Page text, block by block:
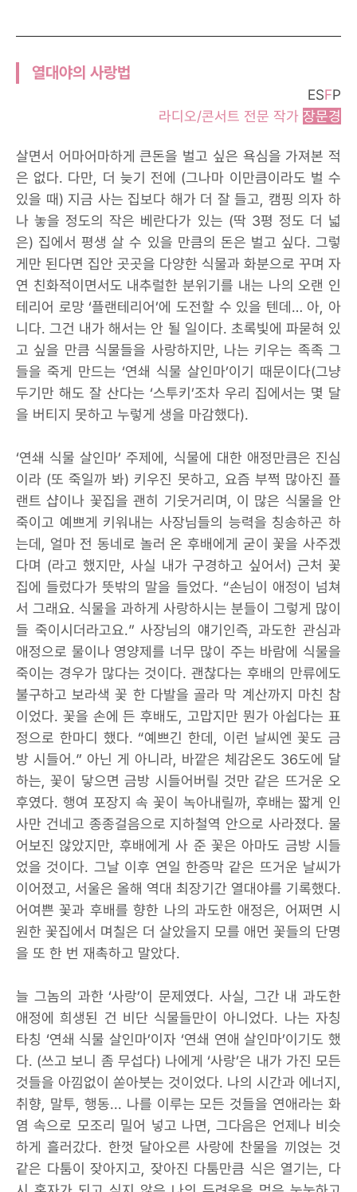
열대야의 사랑법
ESFP
라디오/콘서트 전문 작가 장문경
살면서 어마어마하게 큰돈을 벌고 싶은 욕심을 가져본 적
은 없다. 다만, 더 늦기 전에 (그나마 이만큼이라도 벌 수
있을 때) 지금 사는 집보다 해가 더 잘 들고, 캠핑 의자 하
나 놓을 정도의 작은 베란다가 있는 (딱 3평 정도 더 넓
은) 집에서 평생 살 수 있을 만큼의 돈은 벌고 싶다. 그렇
게만 된다면 집안 곳곳을 다양한 식물과 화분으로 꾸며 자
연 친화적이면서도 내추럴한 분위기를 내는 나의 오랜 인
테리어 로망 ‘플랜테리어’에 도전할 수 있을 텐데… 아, 아
니다. 그건 내가 해서는 안 될 일이다. 초록빛에 파묻혀 있
고 싶을 만큼 식물들을 사랑하지만, 나는 키우는 족족 그
들을 죽게 만드는 ‘연쇄 식물 살인마’이기 때문이다(그냥
두기만 해도 잘 산다는 ‘스투키’조차 우리 집에서는 몇 달
을 버티지 못하고 누렇게 생을 마감했다).
‘연쇄 식물 살인마’ 주제에, 식물에 대한 애정만큼은 진심
이라 (또 죽일까 봐) 키우진 못하고, 요즘 부쩍 많아진 플
랜트 샵이나 꽃집을 괜히 기웃거리며, 이 많은 식물을 안
죽이고 예쁘게 키워내는 사장님들의 능력을 칭송하곤 하
는데, 얼마 전 동네로 놀러 온 후배에게 굳이 꽃을 사주겠
다며 (라고 했지만, 사실 내가 구경하고 싶어서) 근처 꽃
집에 들렀다가 뜻밖의 말을 들었다. “손님이 애정이 넘쳐
서 그래요. 식물을 과하게 사랑하시는 분들이 그렇게 많이
들 죽이시더라고요.” 사장님의 얘기인즉, 과도한 관심과
애정으로 물이나 영양제를 너무 많이 주는 바람에 식물을
죽이는 경우가 많다는 것이다. 괜찮다는 후배의 만류에도
불구하고 보라색 꽃 한 다발을 골라 막 계산까지 마친 참
이었다. 꽃을 손에 든 후배도, 고맙지만 뭔가 아쉽다는 표
정으로 한마디 했다. “예쁘긴 한데, 이런 날씨엔 꽃도 금
방 시들어.” 아닌 게 아니라, 바깥은 체감온도 36도에 달
하는, 꽃이 닿으면 금방 시들어버릴 것만 같은 뜨거운 오
후였다. 행여 포장지 속 꽃이 녹아내릴까, 후배는 짧게 인
사만 건네고 종종걸음으로 지하철역 안으로 사라졌다. 물
어보진 않았지만, 후배에게 사 준 꽃은 아마도 금방 시들
었을 것이다. 그날 이후 연일 한증막 같은 뜨거운 날씨가
이어졌고, 서울은 올해 역대 최장기간 열대야를 기록했다.
어여쁜 꽃과 후배를 향한 나의 과도한 애정은, 어쩌면 시
원한 꽃집에서 며칠은 더 살았을지 모를 애먼 꽃들의 단명
을 또 한 번 재촉하고 말았다.
늘 그놈의 과한 ‘사랑’이 문제였다. 사실, 그간 내 과도한
애정에 희생된 건 비단 식물들만이 아니었다. 나는 자칭
타칭 ‘연쇄 식물 살인마’이자 ‘연쇄 연애 살인마’이기도 했
다. (쓰고 보니 좀 무섭다) 나에게 ‘사랑’은 내가 가진 모든
것들을 아낌없이 쏟아붓는 것이었다. 나의 시간과 에너지,
취향, 말투, 행동... 나를 이루는 모든 것들을 연애라는 화
염 속으로 모조리 밀어 넣고 나면, 그다음은 언제나 비슷
하게 흘러갔다. 한껏 달아오른 사랑에 찬물을 끼얹는 것
같은 다툼이 잦아지고, 잦아진 다툼만큼 식은 열기는, 다